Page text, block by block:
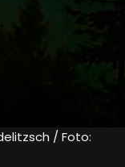
/ Foto: